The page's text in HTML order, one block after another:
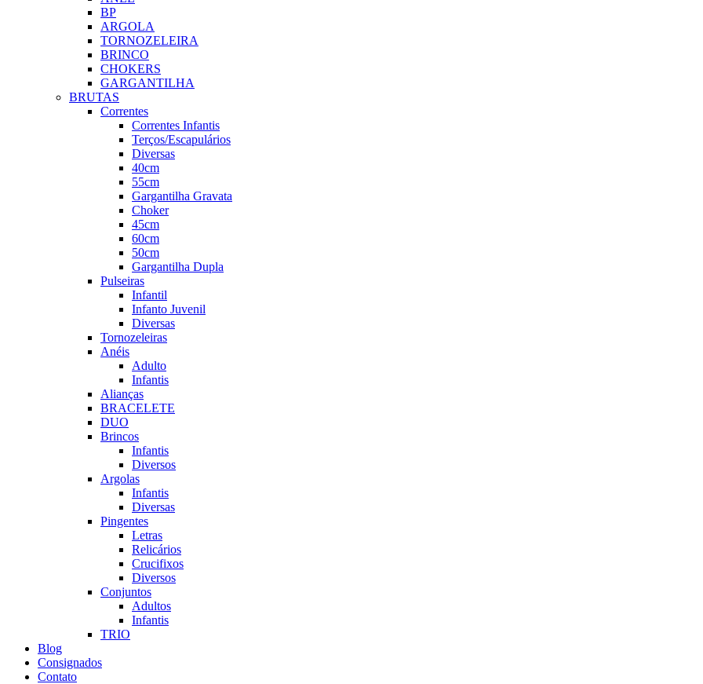
BP
ARGOLA
TORNOZELEIRA
BRINCO
CHOKERS
GARGANTILHA
BRUTAS
Correntes
Correntes Infantis
Terços/Escapulários
Diversas
40cm
55cm
Gargantilha Gravata
Choker
45cm
60cm
50cm
Gargantilha Dupla
Pulseiras
Infantil
Infanto Juvenil
Diversas
Tornozeleiras
Anéis
Adulto
Infantis
Alianças
BRACELETE
DUO
Brincos
Infantis
Diversos
Argolas
Infantis
Diversas
Pingentes
Letras
Relicários
Crucifixos
Diversos
Conjuntos
Adultos
Infantis
TRIO
Blog
Consignados
Contato